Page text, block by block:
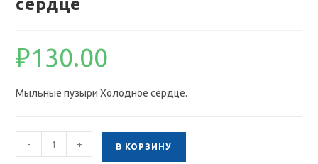
сердце
₽130.00
Мыльные пузыри Холодное сердце.
Количество
товара
- + В КОРЗИНУ